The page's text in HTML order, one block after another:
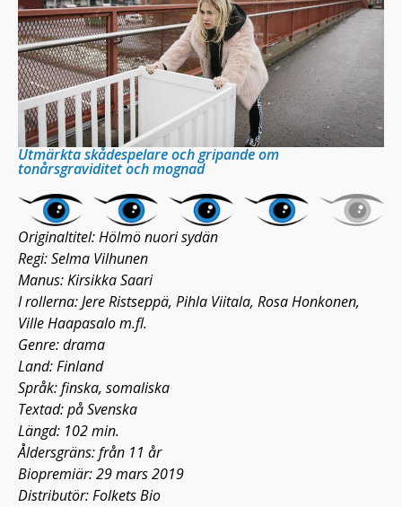
Utmärkta skådespelare och gripande om
tonårsgraviditet och mognad
Originaltitel: Hölmö nuori sydän
Regi: Selma Vilhunen
Manus: Kirsikka Saari
I rollerna: Jere Ristseppä, Pihla Viitala, Rosa Honkonen,
Ville Haapasalo m.fl.
Genre: drama
Land: Finland
Språk: finska, somaliska
Textad: på Svenska
Längd: 102 min.
Åldersgräns: från 11 år
Biopremiär: 29 mars 2019
Distributör: Folkets Bio